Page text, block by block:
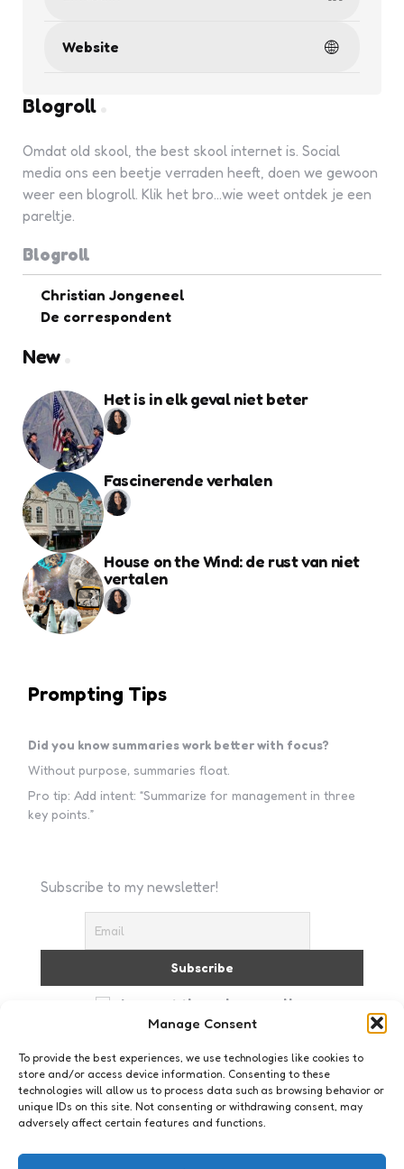
Manage Consent
To provide the best experiences, we use technologies like cookies to
store and/or access device information. Consenting to these
technologies will allow us to process data such as browsing behavior or
unique IDs on this site. Not consenting or withdrawing consent, may
adversely affect certain features and functions.
Website
Blogroll
Omdat old skool, the best skool internet is. Social
media ons een beetje verraden heeft, doen we gewoon
weer een blogroll. Klik het bro...wie weet ontdek je een
pareltje.
Blogroll
Christian Jongeneel
De correspondent
New
Het is in elk geval niet beter
Fascinerende verhalen
House on the Wind: de rust van niet
vertalen
Prompting Tips
Did you know summaries work better with focus?
Without purpose, summaries float.
Pro tip: Add intent: “Summarize for management in three
key points.”
Subscribe to my newsletter!
I accept the privacy policy